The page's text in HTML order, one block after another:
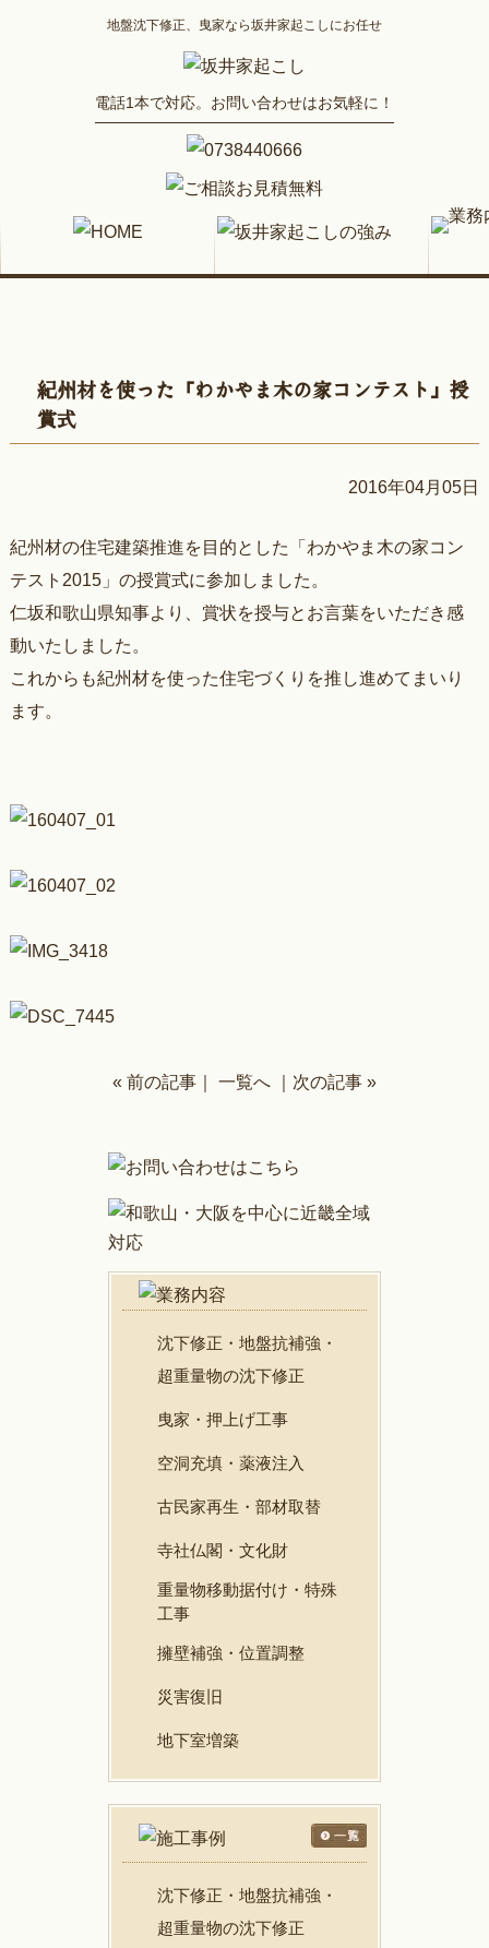
地盤沈下修正、曳家なら坂井家起こしにお任せ
電話1本で対応。お問い合わせはお気軽に！
紀州材を使った「わかやま木の家コンテスト」授
賞式
2016年04月05日
紀州材の住宅建築推進を目的とした「わかやま木の家コン
テスト2015」の授賞式に参加しました。
仁坂和歌山県知事より、賞状を授与とお言葉をいただき感
動いたしました。
これからも紀州材を使った住宅づくりを推し進めてまいり
ます。
« 前の記事｜ 一覧へ 次の記事 »
沈下修正・地盤抗補強・
超重量物の沈下修正
曳家・押上げ工事
空洞充填・薬液注入
古民家再生・部材取替
寺社仏閣・文化財
重量物移動据付け・特殊
工事
擁壁補強・位置調整
災害復旧
地下室増築
沈下修正・地盤抗補強・
超重量物の沈下修正